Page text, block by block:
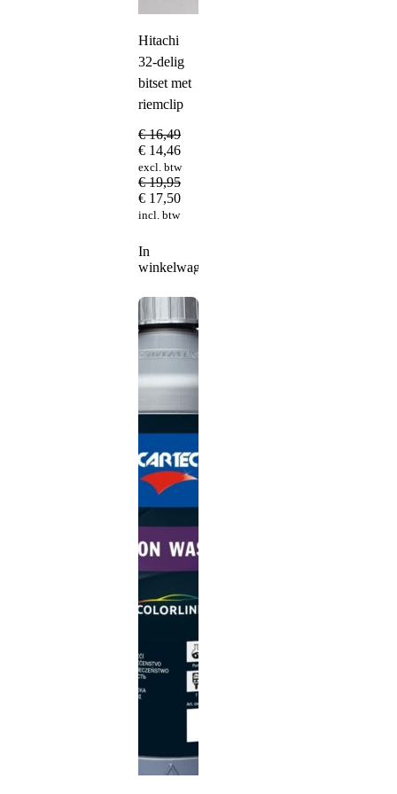
Hitachi
32-delig
bitset met
riemclip
€16,49
€ 14,46
excl. btw
€19,95
€ 17,50
incl. btw
In
winkelwagen